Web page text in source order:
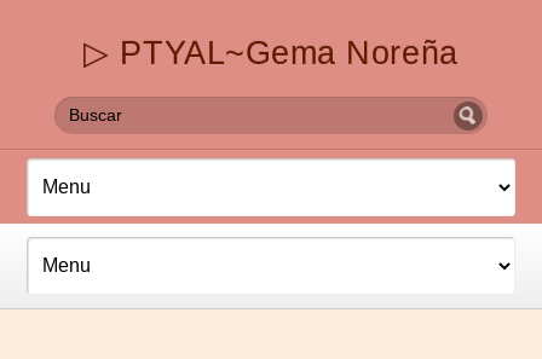
▷ PTYAL~Gema Noreña